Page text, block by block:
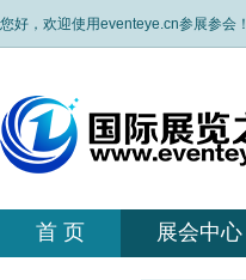
您好，欢迎使用eventeye.cn参展参会！
首 页 展会中心